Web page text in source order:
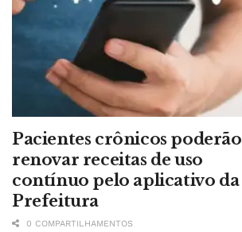
Pacientes crônicos poderão
renovar receitas de uso
contínuo pelo aplicativo da
Prefeitura
0 COMPARTILHAMENTOS